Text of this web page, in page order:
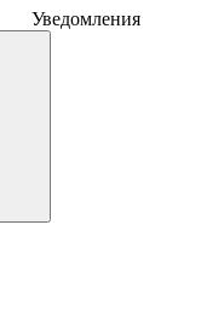
Уведомления